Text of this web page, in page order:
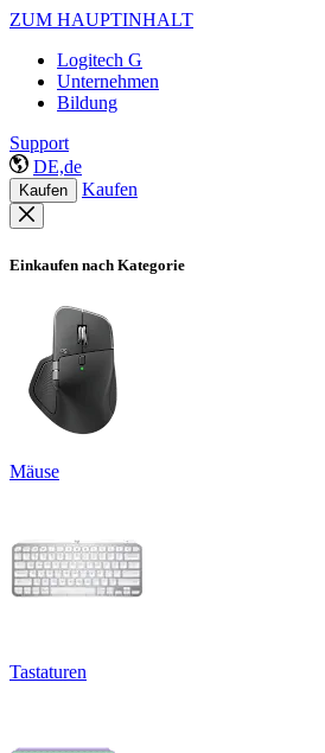
ZUM HAUPTINHALT
Logitech G
Unternehmen
Bildung
Support
DE,de
Kaufen Kaufen
Einkaufen nach Kategorie
Mäuse
Tastaturen